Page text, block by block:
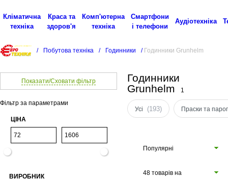
Кліматична
техніка
Краса та
здоров'я
Комп'ютерна
техніка
Смартфони
і телефони
Аудіотехніка
/ Побутова техніка / Годинники / Годинники Grunhelm
Показати/Сховати фільтр
Фільтр за параметрами
ЦІНА
ВИРОБНИК
Годинники
Grunhelm
1
Усі (193) Праски та
Популярні
48 товарів на